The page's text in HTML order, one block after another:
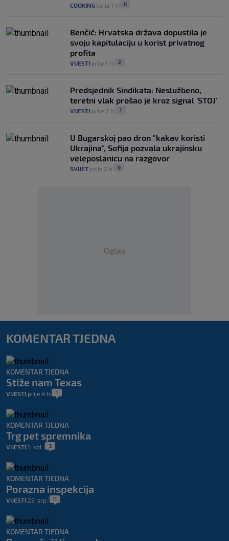
COOKING prije 1 h 0
Benčić: Hrvatska država dopustila je
svoju kapitulaciju u korist privatnog
profita
VIJESTI prije 1 h 2
Predsjednik Sindikata: Neslužbeno,
teretni vlak prošao je kroz signal 'STOJ'
VIJESTI prije 2 h 1
U Bugarskoj pao dron "kakav koristi
Ukrajina", Sofija pozvala ukrajinsku
veleposlanicu na razgovor
SVIJET prije 2 h 0
Oglas
KOMENTAR TJEDNA
KOMENTAR TJEDNA
Stiže nam Texas
VIJESTI prije 4 h 1
KOMENTAR TJEDNA
Trg pet spremnika
VIJESTI 1. kol. 5
KOMENTAR TJEDNA
Porazna inspekcija
VIJESTI 25. srp. 11
KOMENTAR TJEDNA